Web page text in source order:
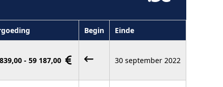
Begin Einde
- 59 187,00 30 september 2022